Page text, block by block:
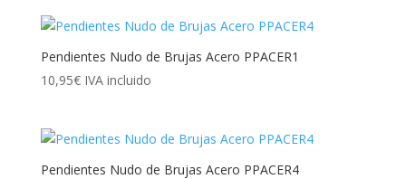
Pendientes Nudo de Brujas Acero PPACER1
10,95€ IVA incluido
Pendientes Nudo de Brujas Acero PPACER4